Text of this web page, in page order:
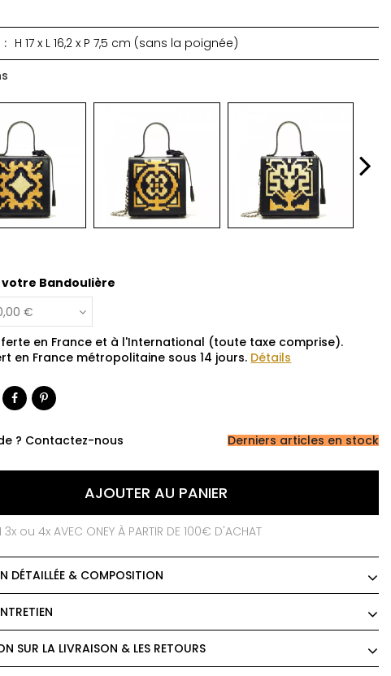
: H 17 x L 16,2 x P 7,5 cm (sans la poignée)
votre Bandoulière
en France et à l'International (toute taxe comprise).
en France métropolitaine sous 14 jours. Détails
? Contactez-nous Derniers articles en stock
AJOUTER AU PANIER
3x ou 4x AVEC ONEY À PARTIR DE 100€ D'ACHAT
DÉTAILLÉE & COMPOSITION
SUR LA LIVRAISON & LES RETOURS